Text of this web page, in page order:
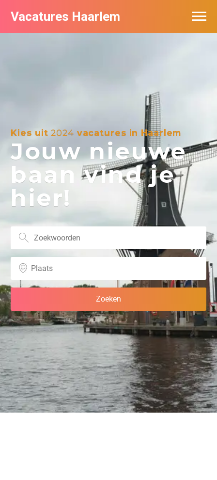
Vacatures Haarlem
Kies uit2024 vacatures in Haarlem
Jouw nieuwe
baan vind je
hier!
Vacatures per bedrijf in Haarlem